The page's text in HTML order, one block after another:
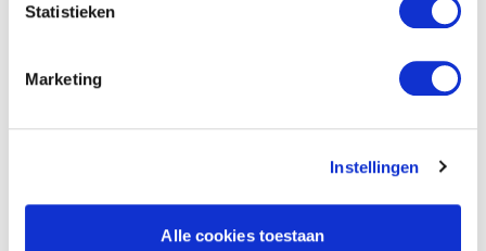
Statistieken
Marketing
Instellingen
Alle cookies toestaan